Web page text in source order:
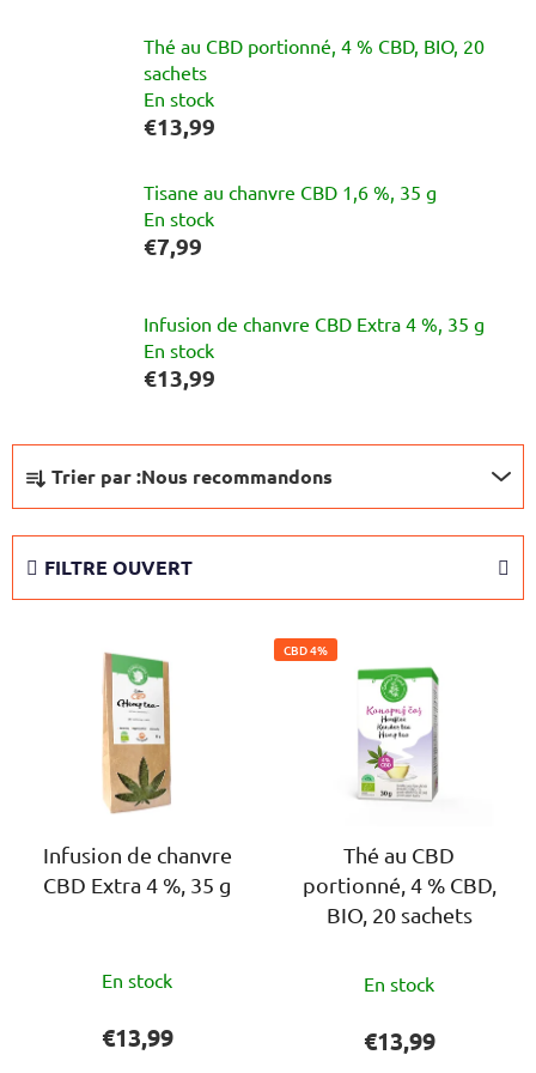
Thé au CBD portionné, 4 % CBD, BIO, 20
sachets
En stock
€13,99
Tisane au chanvre CBD 1,6 %, 35 g
En stock
€7,99
Infusion de chanvre CBD Extra 4 %, 35 g
En stock
€13,99
i
Trier par :Nous recommandons
FILTRE OUVERT
Infusion de chanvre
CBD Extra 4 %, 35 g
moyenne
produit
En stock
€13,99
CBD 4%
Thé au CBD
portionné, 4 % CBD,
BIO, 20 sachets
moyenne
produit
En stock
€13,99